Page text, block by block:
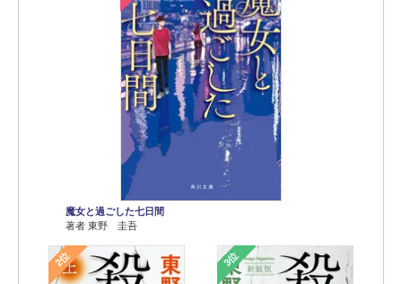
魔女と過ごした七日間
著者 東野 圭吾
2位 3位